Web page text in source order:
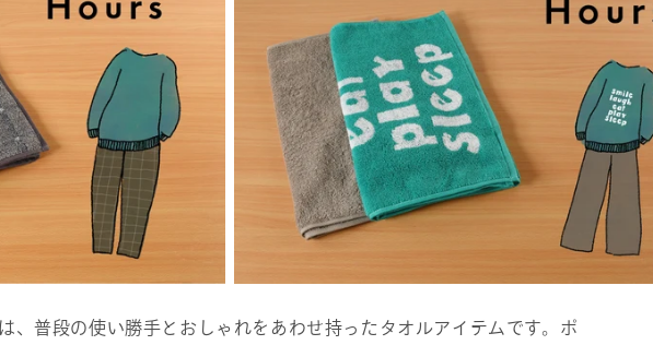
、普段の使い勝手とおしゃれをあわせ持ったタオルアイテムです。ポ